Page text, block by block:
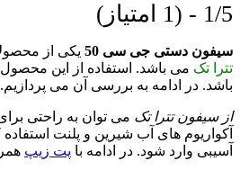
1/5 - (1 امتیاز)
سیفون دستی جی سی 50
یکی از
تترا تک می باشد. استفاده از این
باشد. در ادامه به بررسی آن می پردازیم.
از سیفون تترا تک می توان به راحتی
آکواریوم های آب شیرین و پلنت
آسیبی وارد شود. در ادامه با پت زیپ